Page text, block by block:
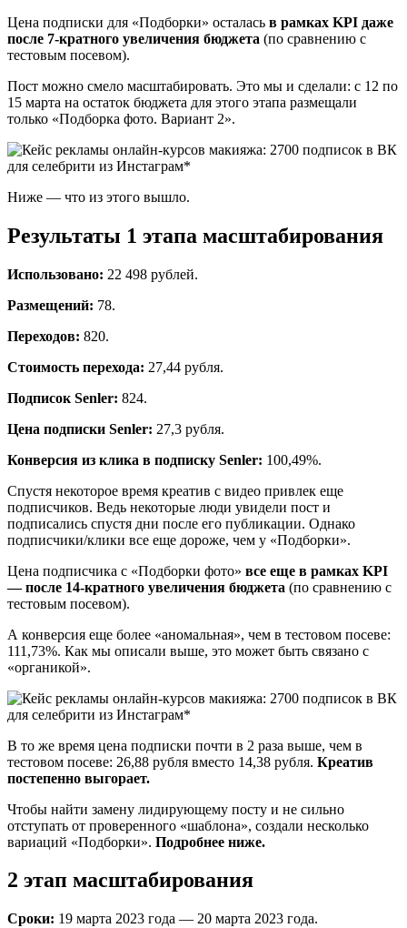
Цена подписки для «Подборки» осталась в рамках KPI даже
после 7-кратного увеличения бюджета (по сравнению с
тестовым посевом).
Пост можно смело масштабировать. Это мы и сделали: с 12 по
15 марта на остаток бюджета для этого этапа размещали
только «Подборка фото. Вариант 2».
Ниже — что из этого вышло.
Результаты 1 этапа масштабирования
Использовано: 22 498 рублей.
Размещений: 78.
Переходов: 820.
Стоимость перехода: 27,44 рубля.
Подписок Senler: 824.
Цена подписки Senler: 27,3 рубля.
Конверсия из клика в подписку Senler: 100,49%.
Спустя некоторое время креатив с видео привлек еще
подписчиков. Ведь некоторые люди увидели пост и
подписались спустя дни после его публикации. Однако
подписчики/клики все еще дороже, чем у «Подборки».
Цена подписчика с «Подборки фото» все еще в рамках KPI
— после 14-кратного увеличения бюджета (по сравнению с
тестовым посевом).
А конверсия еще более «аномальная», чем в тестовом посеве:
111,73%. Как мы описали выше, это может быть связано с
«органикой».
В то же время цена подписки почти в 2 раза выше, чем в
тестовом посеве: 26,88 рубля вместо 14,38 рубля. Креатив
постепенно выгорает.
Чтобы найти замену лидирующему посту и не сильно
отступать от проверенного «шаблона», создали несколько
вариаций «Подборки». Подробнее ниже.
2 этап масштабирования
Сроки: 19 марта 2023 года — 20 марта 2023 года.